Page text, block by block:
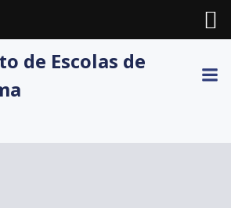
to
de Escolas de